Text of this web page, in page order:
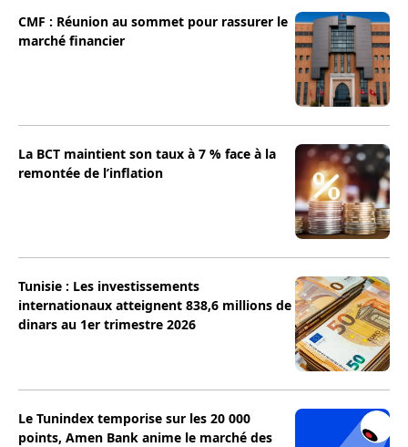
CMF : Réunion au sommet pour rassurer le
marché financier
La BCT maintient son taux à 7 % face à la
remontée de l’inflation
Tunisie : Les investissements
internationaux atteignent 838,6 millions de
dinars au 1er trimestre 2026
Le Tunindex temporise sur les 20 000
points, Amen Bank anime le marché des